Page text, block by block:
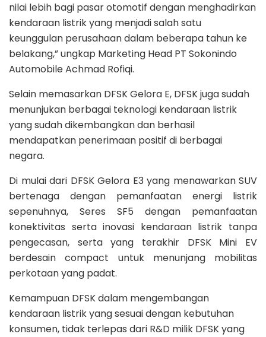
nilai lebih bagi pasar otomotif dengan menghadirkan
kendaraan listrik yang menjadi salah satu
keunggulan perusahaan dalam beberapa tahun ke
belakang,” ungkap Marketing Head PT Sokonindo
Automobile Achmad Rofiqi.
Selain memasarkan DFSK Gelora E, DFSK juga sudah
menunjukan berbagai teknologi kendaraan listrik
yang sudah dikembangkan dan berhasil
mendapatkan penerimaan positif di berbagai
negara.
Di mulai dari DFSK Gelora E3 yang menawarkan SUV
bertenaga dengan pemanfaatan energi listrik
sepenuhnya, Seres SF5 dengan pemanfaatan
konektivitas serta inovasi kendaraan listrik tanpa
pengecasan, serta yang terakhir DFSK Mini EV
berdesain compact untuk menunjang mobilitas
perkotaan yang padat.
Kemampuan DFSK dalam mengembangan
kendaraan listrik yang sesuai dengan kebutuhan
konsumen, tidak terlepas dari R&D milik DFSK yang